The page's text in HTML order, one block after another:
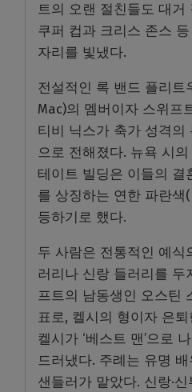
트의 오랜 절친들도 대거
쿠퍼 컵과 크리스 존스
자리를 빛냈다.
전설적인 록 밴드 플리
Mac)의 멤버이자 스위프
티비 닉스가 축가 성격의
으로 전해졌다. 뉴욕 시
테이트 빌딩은 이들의 결
를 상징하는 연한 파란
등하기로 했다.
두 사람은 전통적인 예식
러리나 신랑 들러리를 두
프트의 남동생인 오스틴
표로, 켈시의 형이자 은
켈시가 ‘베스트 맨’으로
드러냈다. 주례는 유명
샌들러가 맡았다. 신랑·